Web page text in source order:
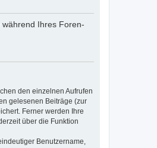
während Ihres Foren-
den einzelnen Aufrufen
gelesenen Beiträge (zur
Ferner werden Ihre
über die Funktion
Benutzername,